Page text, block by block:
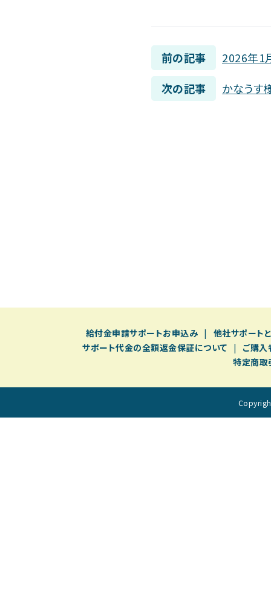
前の記事
2026年1
次の記事
かなうす
給付⾦申請サポートお申込み
他社サポート
サポート代金の全額返金保証について
ご購
特定商取